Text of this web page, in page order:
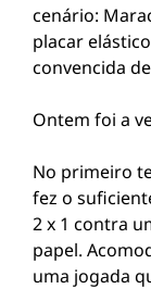
cenário:
placar
convencida
Ontem foi a
No primeiro
fez o
2 x 1 contra
papel.
uma jogada